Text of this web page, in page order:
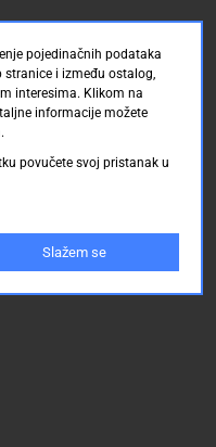
pojedinačnih podataka
i između ostalog,
interesima. Klikom na
informacije možete
povučete svoj pristanak u
Slažem se